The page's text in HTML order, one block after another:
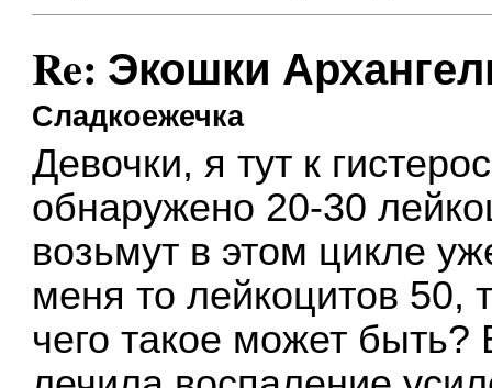
Re: Экошки
Сладкоежечка
Девочки, я тут к
обнаружено 20-30
возьмут в этом цикле
меня то лейкоцитов 50,
чего такое может